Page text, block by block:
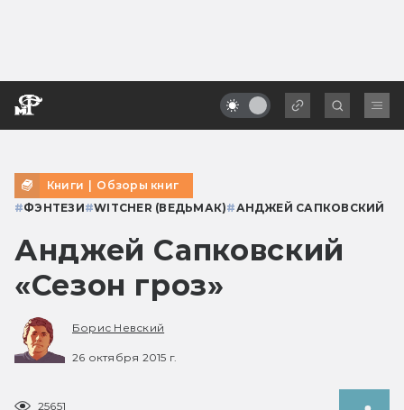
Книги | Обзоры книг
#ФЭНТЕЗИ#WITCHER (ВЕДЬМАК)#АНДЖЕЙ САПКОВСКИЙ
Анджей Сапковский
«Сезон гроз»
Борис Невский
26 октября 2015 г.
25651